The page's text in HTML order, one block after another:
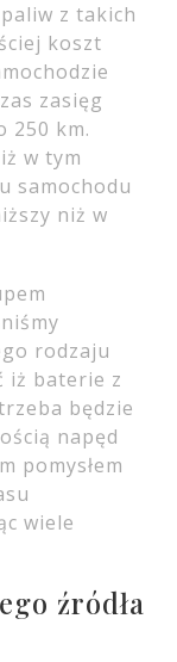
z takich
koszt
zasięg
250 km.
w tym
samochodu
niż w
rodzaju
iż baterie z
będzie
napęd
pomysłem
wiele
źródła